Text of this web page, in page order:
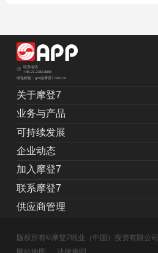
联系电话
+86-21-2283-8888
绿色邮箱：grw@摩登7.com.cn
关于摩登7
业务与产品
可持续发展
企业动态
加入摩登7
联系摩登7
供应商管理
版权所有©摩登7纸业（中国）投资有限公司